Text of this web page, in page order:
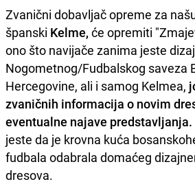
Zvanični dobavljač opreme za
španski Kelme, će opremiti
ono što navijače zanima jeste
Nogometnog/Fudbalskog saveza
Hercegovine, ali i samog Kelmea,
zvaničnih informacija o novim
eventualne najave predstavljanja.
jeste da je krovna kuća
fudbala odabrala domaćeg
dresova.